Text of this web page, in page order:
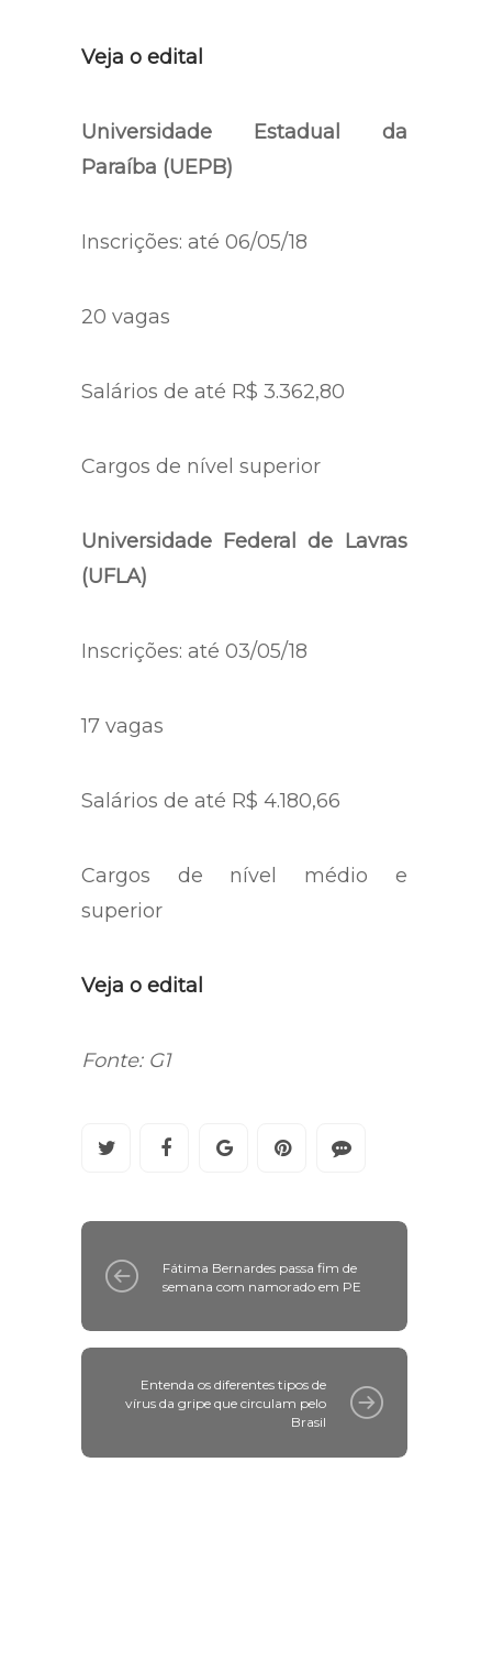
Veja o edital
Universidade Estadual da
Paraíba (UEPB)
Inscrições: até 06/05/18
20 vagas
Salários de até R$ 3.362,80
Cargos de nível superior
Universidade Federal de Lavras
(UFLA)
Inscrições: até 03/05/18
17 vagas
Salários de até R$ 4.180,66
Cargos de nível médio e
superior
Veja o edital
Fonte: G1
Fátima Bernardes passa fim de
semana com namorado em PE
Entenda os diferentes tipos de
vírus da gripe que circulam pelo
Brasil